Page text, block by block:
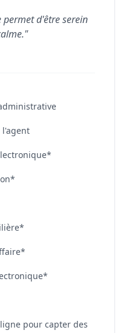
d'être serein
l'agent
pour capter des